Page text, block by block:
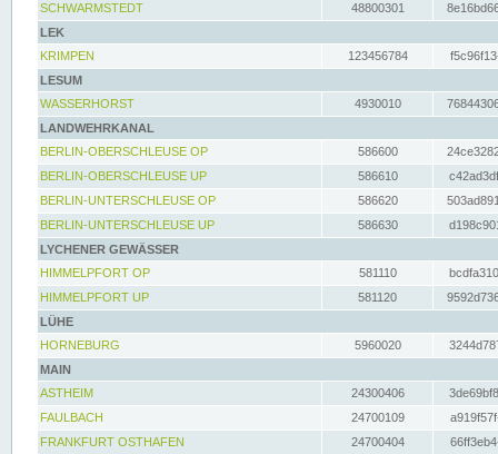
SCHWARMSTEDT
48800301
LEK
KRIMPEN
123456784
LESUM
WASSERHORST
4930010
LANDWEHRKANAL
BERLIN-OBERSCHLEUSE OP
586600
BERLIN-OBERSCHLEUSE UP
586610
BERLIN-UNTERSCHLEUSE OP
586620
BERLIN-UNTERSCHLEUSE UP
586630
LYCHENER GEWÄSSER
HIMMELPFORT OP
581110
HIMMELPFORT UP
581120
LÜHE
HORNEBURG
5960020
MAIN
ASTHEIM
24300406
FAULBACH
24700109
FRANKFURT OSTHAFEN
24700404